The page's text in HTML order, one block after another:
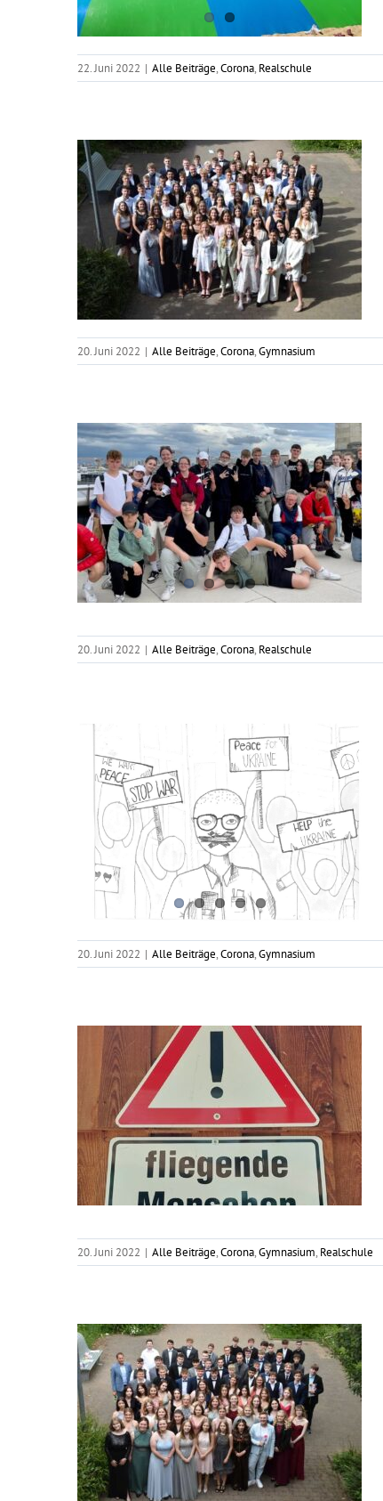
22. Juni 2022 | Alle Beiträge,Corona, Realschule
20. Juni 2022 | Alle Beiträge,Corona,Gymnasium
20. Juni 2022 | Alle Beiträge,Corona, Realschule
20. Juni 2022 | Alle Beiträge,Corona,Gymnasium
20. Juni 2022 | Alle Beiträge,Corona,Gymnasium, Realschule